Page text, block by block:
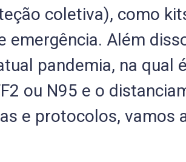
coletiva), como
Além
pandemia, na qual
ou N95 e o
e protocolos, vamos